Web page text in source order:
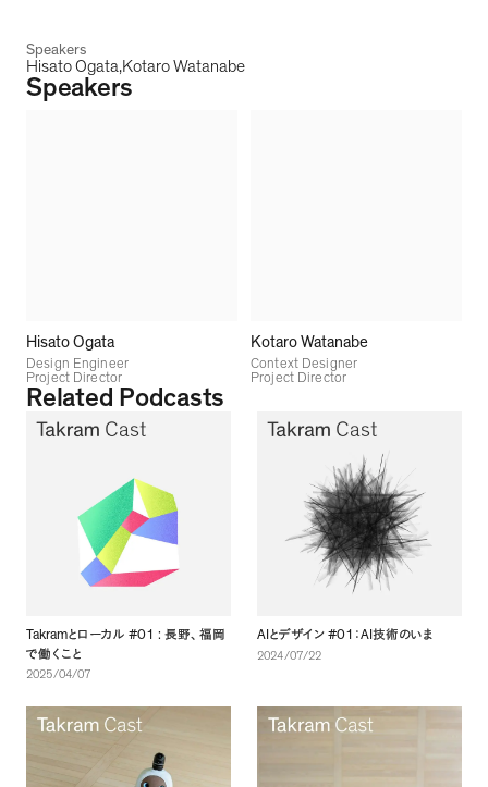
Speakers
Hisato Ogata Kotaro Watanabe
Speakers
Hisato Ogata
Design Engineer
Project Director
Kotaro Watanabe
Context Designer
Project Director
Related Podcasts
Takramとローカル #01 : 長野、 福岡
で働くこと
2025/04/07
AI とデザイン #01 ：AI 技術のいま
2024/07/22